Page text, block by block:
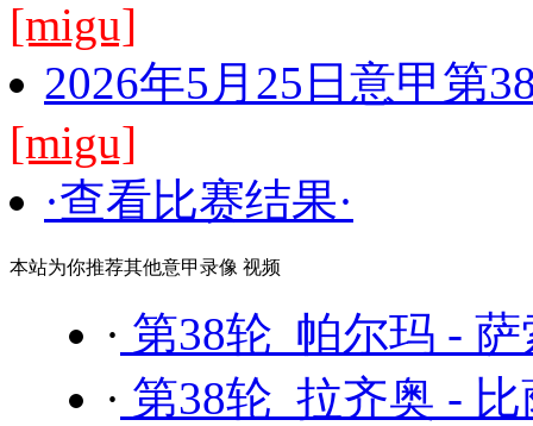
[migu]
2026年5月25日意甲第
[migu]
·查看比赛结果·
本站为你推荐其他意甲录像 视频
· 第38轮 帕尔玛 -
· 第38轮 拉齐奥 -